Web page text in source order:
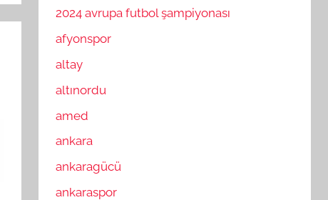
2024 avrupa futbol şampiyonası
afyonspor
altay
altınordu
amed
ankara
ankaragücü
ankaraspor